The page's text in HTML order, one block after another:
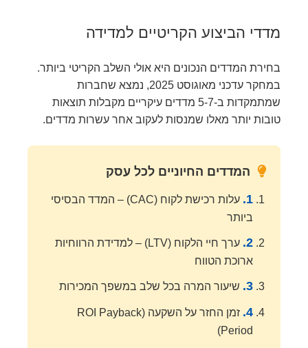
מדדי הביצוע הקריטיים למדידה
בחירת המדדים הנכונים היא אולי השלב הקריטי ביותר.
במחקר עדכני מאוגוסט 2025, נמצא שחברות
שמתמקדות ב-5-7 מדדים עיקריים מקבלות תוצאות
טובות יותר מאלו שמנסות לעקוב אחר עשרות מדדים.
המדדים החיוניים לכל עסק
1.
עלות רכישת לקוח (CAC) – המדד הבסיסי
ביותר
2.
ערך חיי הלקוח (LTV) – למדידת הרווחיות
ארוכת הטווח
3. שיעור המרה בכל שלב במשפך המכירות
4.
זמן החזר על השקעה (ROI Payback
Period)